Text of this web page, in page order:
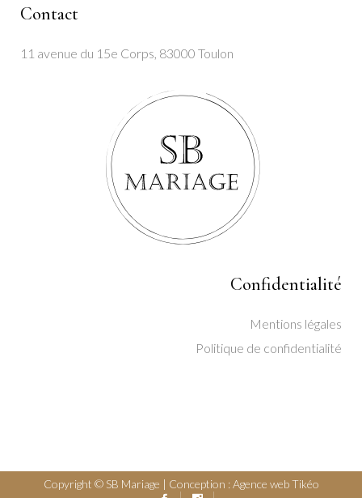
Contact
11 avenue du 15e Corps, 83000 Toulon
Confidentialité
Mentions légales
Politique de confidentialité
Copyright © SB Mariage | Conception :Agence web Tikéo